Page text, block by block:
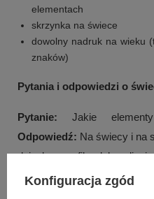
elementach
skrzynka na świece
dowolny nadruk na wieku
znaków)
Pytania i odpowiedzi o
Pytanie: Jakie elementy
Odpowiedź: Na świecy i na
dziecka, grafikę lub
także nadruk grafiki lub
Konfiguracja zgód